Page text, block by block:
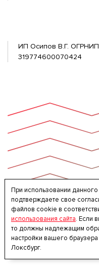
При использовании
подтверждаете свое
файлов cookie в
использования сайта. Если
то должны надлежащим
настройки вашего
Локсбург.
ИП Осипов В.Г. ОГРНИП
319774600070424